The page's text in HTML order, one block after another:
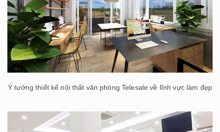
Ý tưởng thiết kế nội thất văn phòng Telesale về lĩnh vực làm đẹp